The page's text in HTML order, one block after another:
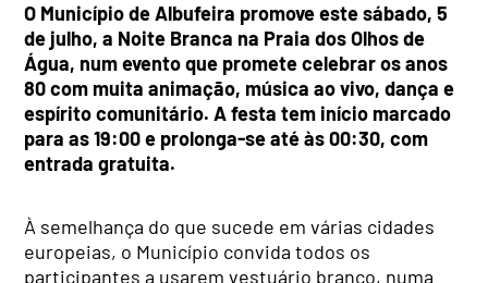
O Município de Albufeira promove este sábado, 5
de julho, a Noite Branca na Praia dos Olhos de
Água, num evento que promete celebrar os anos
80 com muita animação, música ao vivo, dança e
espírito comunitário. A festa tem início marcado
para as 19:00 e prolonga-se até às 00:30, com
entrada gratuita.
À semelhança do que sucede em várias cidades
europeias, o Município convida todos os
participantes a usarem vestuário branco, numa